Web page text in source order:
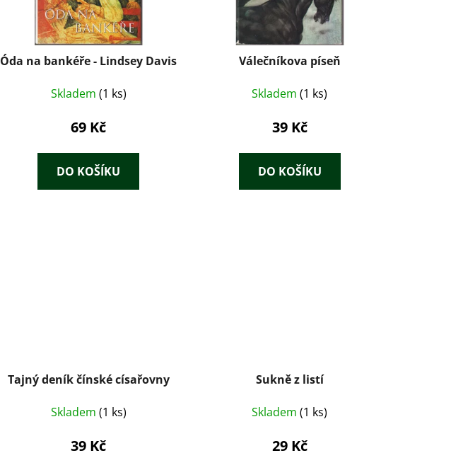
Óda na bankéře - Lindsey Davis
Skladem (1 ks)
69 Kč
DO KOŠÍKU
Válečníkova píseň
Skladem(1 ks)
39 Kč
DO KOŠÍKU
Tajný deník čínské císařovny
Skladem (1 ks)
39 Kč
Sukně z listí
Skladem(1 ks)
29 Kč